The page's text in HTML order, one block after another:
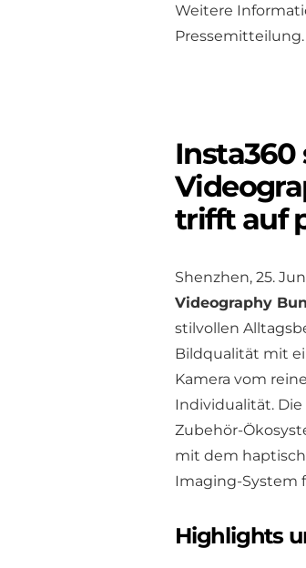
Weitere
Pressemitteilung.
Insta360
trifft auf
Shenzhen, 25.
Videography
stilvollen
Bildqualität mit
Kamera vom
Individualität.
Zubehör-
mit dem
Imaging-System
Highlights